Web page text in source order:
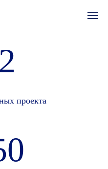
проекта